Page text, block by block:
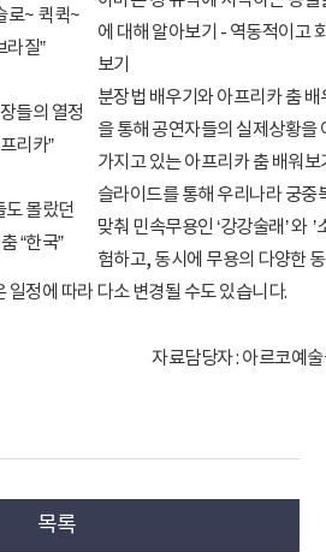
로~ 퀵퀵~
라질”
에 대해 알아보기 - 역동적이고
보기
들의 열정
리카”
분장법 배우기와 아프리카 춤
을 통해 공연자들의 실제상황
가지고 있는 아프리카 춤 배워보
도 몰랐던
“한국”
슬라이드를 통해 우리나라 궁
맞춰 민속무용인 ‘강강술래’ 와
험하고, 동시에 무용의 다양한
정에 따라 다소 변경될 수도 있습니다.
자료담당자 : 아르코예
목록